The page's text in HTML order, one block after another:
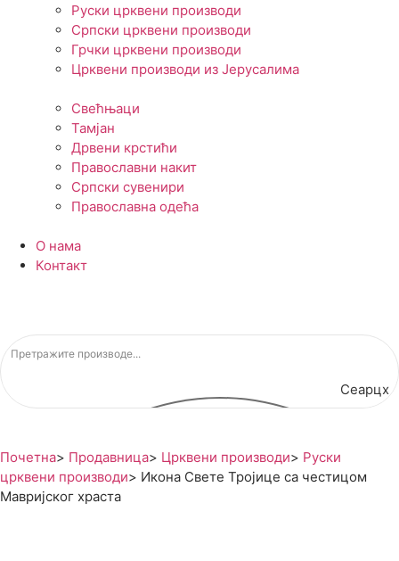
Руски црквени производи
Српски црквени производи
Грчки црквени производи
Црквени производи из Јерусалима
Свећњаци
Тамјан
Дрвени крстићи
Православни накит
Српски сувенири
Православна одећа
О нама
Контакт
Сеарцх
Почетна> Продавница> Црквени производи> Руски
црквени производи> Икона Свете Тројице са честицом
Мавријског храста